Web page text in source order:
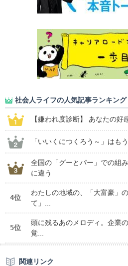
社会人ライフの人気記事ランキング
【嫌われ度診断】 あなたの好
「いいくにつくろう～」はも
全国の「グーとパー」での組
に違う
4位
わたしの地域の、「大富豪」
て」...
5位
頭に残るあのメロディ。企業
覚...
関連リンク